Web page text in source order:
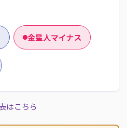
金星人マイナス
はこちら